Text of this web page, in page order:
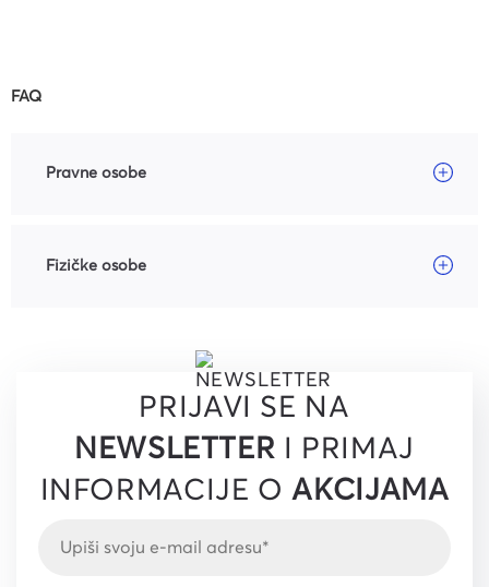
FAQ
Pravne osobe
Fizičke osobe
PRIJAVI SE NA
NEWSLETTER I PRIMAJ
INFORMACIJE OAKCIJAMA